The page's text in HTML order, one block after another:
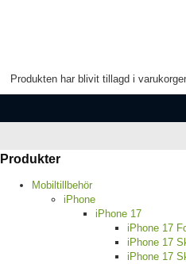
Produkten har blivit tillagd i
Produkter
Mobiltillbehör
iPhone
iPhone 17
iPhone 17
iPhone 17
iPhone 17